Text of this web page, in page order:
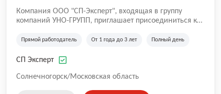
Компания ООО "СП-Эксперт", входящая в группу
компаний УНО-ГРУПП, приглашает присоединиться к
работаем на рынке с 2005 года и оказываем комплекс
зданий из гибридных модульных блоков свободной
гибридно-модульного строительства.
Прямой работодатель От 1 года до 3 лет Полный день
СП Эксперт
Солнечногорск/Московская область